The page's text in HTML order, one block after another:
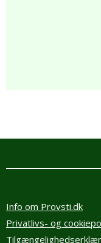
Info om Provsti.dk
Privatlivs- og